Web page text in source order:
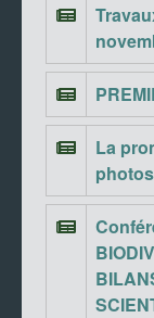
La
photos